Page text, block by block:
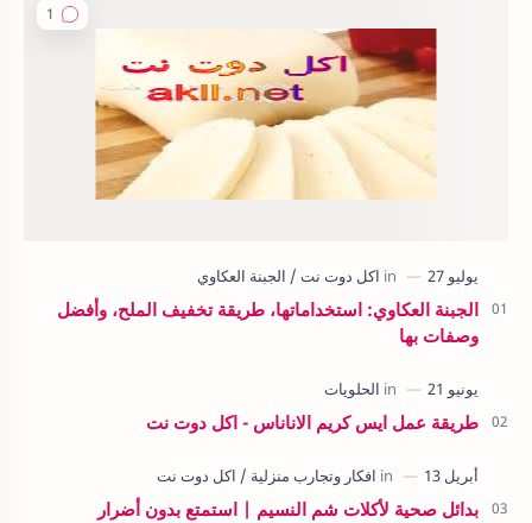
الجبنة العكاوي: استخداماتها، طريقة تخفيف الملح، وأفضل
وصفات بها
طريقة عمل ايس كريم الاناناس - اكل دوت نت
بدائل صحية لأكلات شم النسيم | استمتع بدون أضرار